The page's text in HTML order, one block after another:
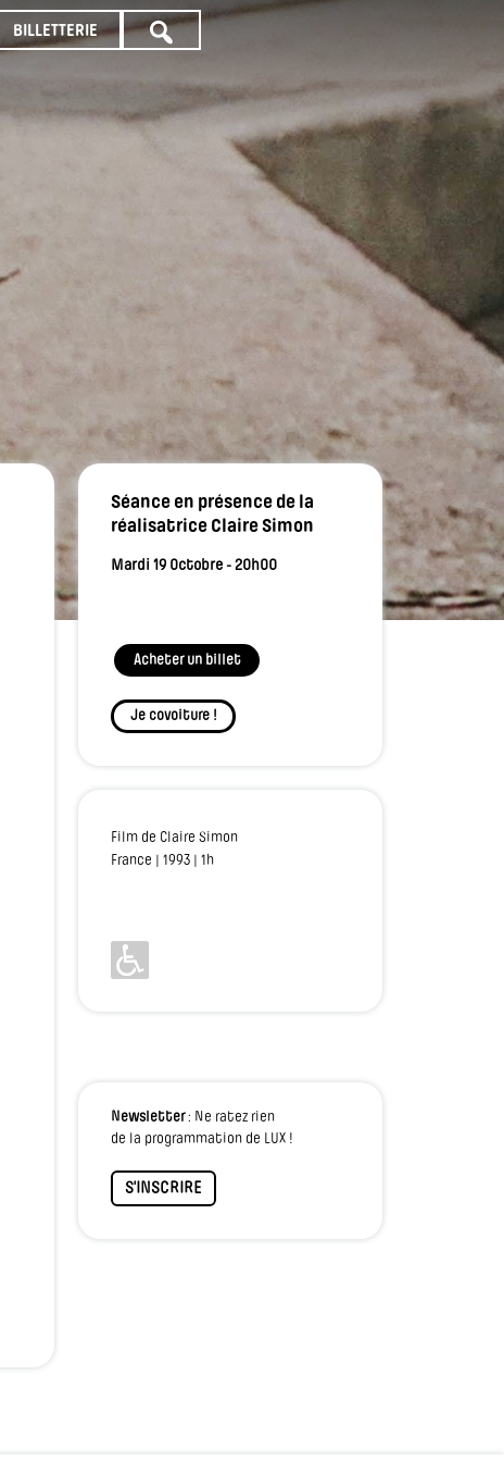
BILLETTERIE
TOUTE
PROGRAMMATION
Séance en présence de la
réalisatrice Claire Simon
Mardi 19 Octobre - 20h00
Acheter un billet
Je covoiture !
Film de Claire Simon
France | 1993 | 1h
Newsletter: Ne ratez rien
de la programmation de LUX !
S'INSCRIRE